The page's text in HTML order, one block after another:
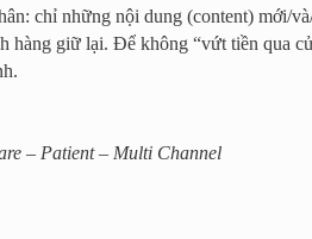
chỉ những nội dung (content) mới/
giữ lại. Để không “vứt tiền qua
– Patient – Multi Channel